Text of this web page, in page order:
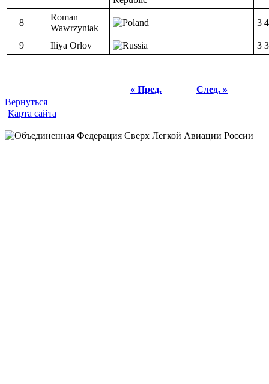
8
Roman
Wawrzyniak
3
9 Iliya Orlov 3
« Пред.
След. »
Вернуться
Карта сайта